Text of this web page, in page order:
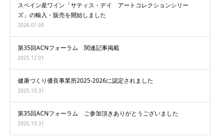
スペイン産ワイン「サティス・デイ アートコレクションシリー
ズ」の輸入・販売を開始しました
2026.01.05
第35回ACNフォーラム 関連記事掲載
2025.12.01
健康づくり優良事業所2025-2026に認定されました
2025.10.31
第35回ACNフォーラム ご参加頂きありがとうございました
2025.10.31